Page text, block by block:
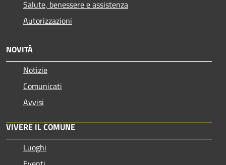
Salute, benessere e assistenza
Autorizzazioni
NOVITÀ
Notizie
Comunicati
Avvisi
VIVERE IL COMUNE
Luoghi